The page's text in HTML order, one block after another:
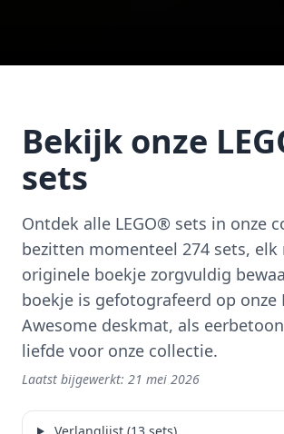
Bekijk onze
sets
Ontdek alle LEGO® sets in onze
bezitten momenteel 274 sets, elk
originele boekje zorgvuldig
boekje is gefotografeerd op onze
Awesome deskmat, als
liefde voor onze collectie.
Laatst bijgewerkt: 21 mei 2026